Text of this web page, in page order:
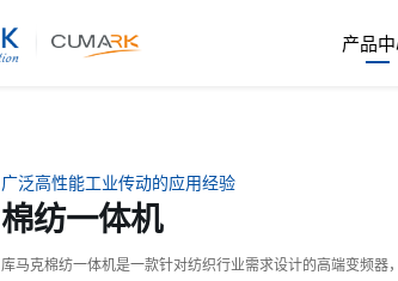
产品
广泛高性能工业传动的应用经验
棉纺一体机
库马克棉纺一体机是一款针对纺织行业需求设计的高端变频器